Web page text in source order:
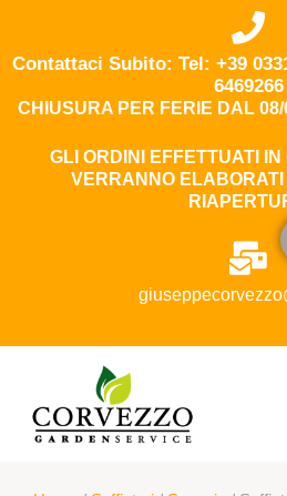
Contattaci Subito: Tel: +39
6469266
CHIUSURA PER FERIE DAL 08/
GLI ORDINI EFFETTUATI
VERRANNO